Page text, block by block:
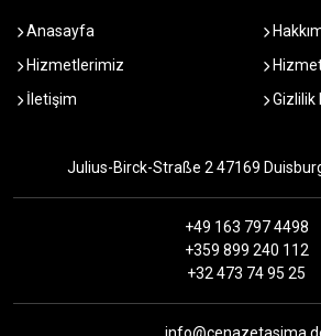
Anasayfa
Hizmetlerimiz
İletişim
Gizlilik
Julius-Birck-Straße 2 47169
+49 163 797 4498
+359 899 240 112
+32 473 74 95 25